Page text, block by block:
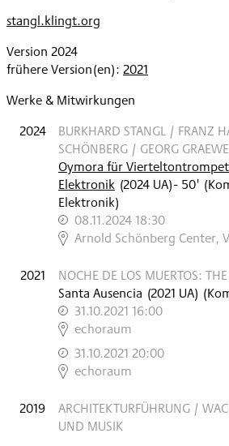
stangl.klingt.org
Version 2024
frühere Version(en): 2021
Werke & Mitwirkungen
2024
BURKHARD STANGL / FRANZ
SCHÖNBERG / GEORG GRAEWE
Oymora für
Elektronik (2024 UA)- 50'
Elektronik)
08.11.2024 18:30
,
Arnold Schönberg Center,
2021
NOCHE DE LOS MUERTOS:
Santa Ausencia (2021 UA)
31.10.2021 16:00
,
echoraum
31.10.2021 20:00
,
echoraum
2019
ARCHITEKTURFÜHRUNG /
UND MUSIK